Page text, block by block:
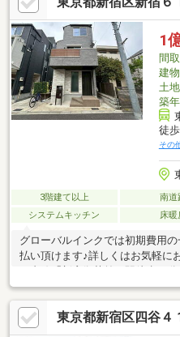
ーフバルコニー設置のため、居
ンクローゼット、クローゼット、
め、衣類やお荷物等の収納にも
ニター付きインターホン設置のた
1
間
建
土
築
徒
その
3階建て以上 南道
システムキッチン
床暖
グローバルインクでは初期費用
払い頂けます♪詳しくはお気軽に
ノ内線「新宿御苑前」駅徒歩13
落ち着きのある住環境が魅力で
通風良好です。■納戸やWICなど
ーナーはゲストハウス利用のた
態。■1階部分リフォーム済です
東京都新宿区四谷４